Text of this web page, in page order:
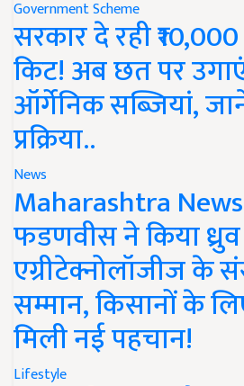
Government Scheme
सरकार दे रही
किट! अब छत पर
ऑर्गेनिक सब्जियां,
प्रक्रिया..
News
Maharashtra
फडणवीस ने किया ध्रुव
एग्रीटेक्नोलॉजीज के
सम्मान, किसानों के
मिली नई पहचान!
Lifestyle